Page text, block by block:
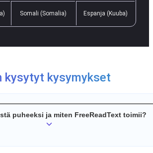
Somali (Somalia) Espanja (Kuuba)
kysytyt kysymykset
puheeksi ja miten FreeReadText toimii?